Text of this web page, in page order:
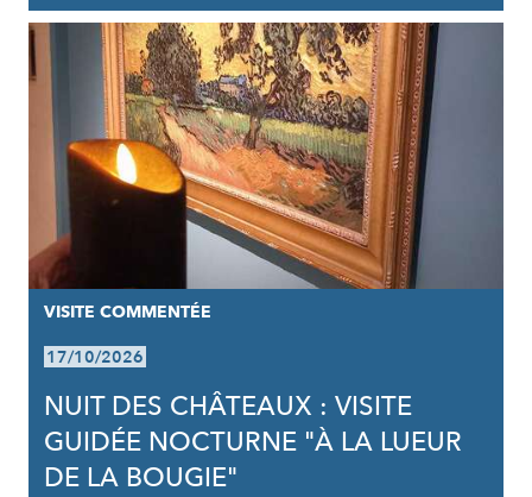
VISITE COMMENTÉE
17/10/2026
NUIT DES CHÂTEAUX : VISITE
GUIDÉE NOCTURNE "À LA LUEUR
DE LA BOUGIE"